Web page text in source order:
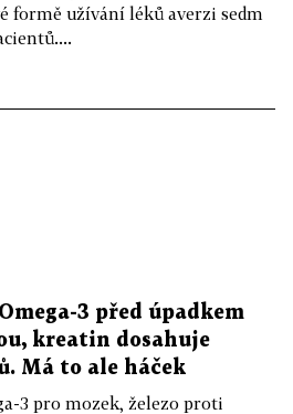
formě užívání léků averzi sedm
3 před úpadkem
kreatin dosahuje
Má to ale háček
3 pro mozek, železo proti